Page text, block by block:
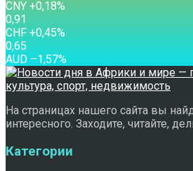
CNY +0,18%
0,91
CHF +0,45%
0,65
AUD –1,57%
На страницах нашего сайта вы
интересного. Заходите, читайте,
Категории